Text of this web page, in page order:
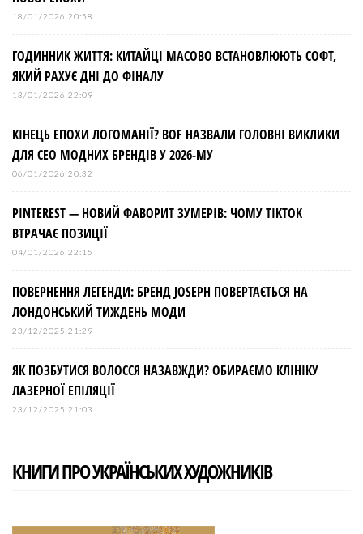
18/01/2026 20:58
ГОДИННИК ЖИТТЯ: КИТАЙЦІ МАСОВО ВСТАНОВЛЮЮТЬ СОФТ,
ЯКИЙ РАХУЄ ДНІ ДО ФІНАЛУ
13/01/2026 22:09
КІНЕЦЬ ЕПОХИ ЛОГОМАНІЇ? BOF НАЗВАЛИ ГОЛОВНІ ВИКЛИКИ
ДЛЯ СЕО МОДНИХ БРЕНДІВ У 2026-МУ
06/01/2026 20:32
PINTEREST — НОВИЙ ФАВОРИТ ЗУМЕРІВ: ЧОМУ TIKTOK
ВТРАЧАЄ ПОЗИЦІЇ
04/01/2026 22:15
ПОВЕРНЕННЯ ЛЕГЕНДИ: БРЕНД JOSEPH ПОВЕРТАЄТЬСЯ НА
ЛОНДОНСЬКИЙ ТИЖДЕНЬ МОДИ
23/12/2025 21:29
ЯК ПОЗБУТИСЯ ВОЛОССЯ НАЗАВЖДИ? ОБИРАЄМО КЛІНІКУ
ЛАЗЕРНОЇ ЕПІЛЯЦІЇ
23/12/2025 21:03
КНИГИ ПРО УКРАЇНСЬКИХ ХУДОЖНИКІВ